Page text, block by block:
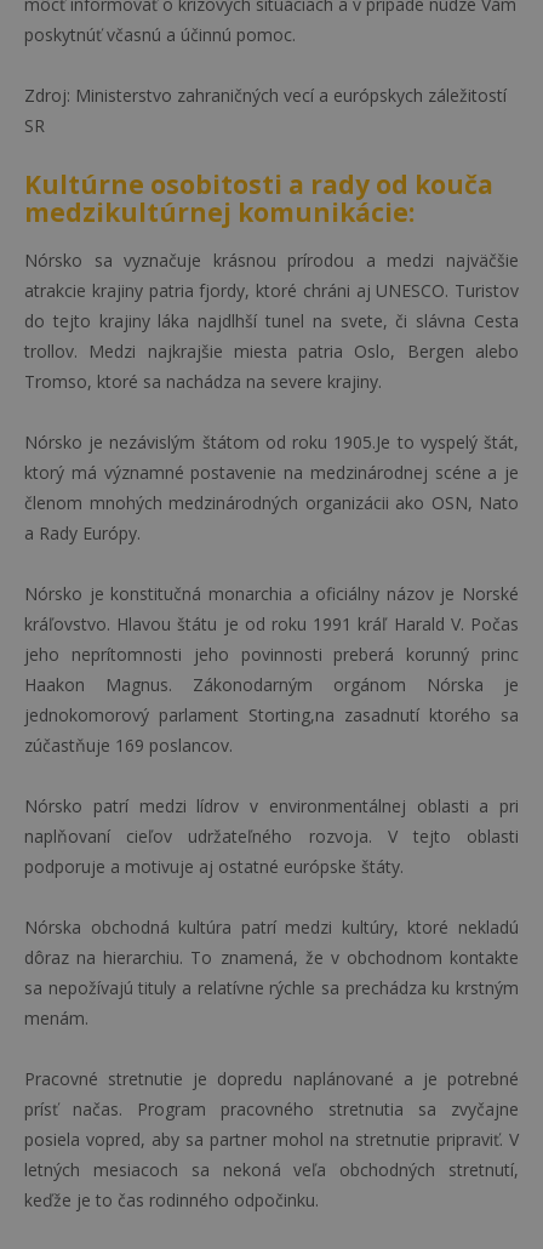
poskytnúť včasnú a účinnú pomoc.
Zdroj: Ministerstvo zahraničných vecí a európskych záležitostí
SR
Kultúrne osobitosti a rady od kouča
medzikultúrnej komunikácie:
Nórsko sa vyznačuje krásnou prírodou a medzi najväčšie
atrakcie krajiny patria fjordy, ktoré chráni aj UNESCO. Turistov
do tejto krajiny láka najdlhší tunel na svete, či slávna Cesta
trollov. Medzi najkrajšie miesta patria Oslo, Bergen alebo
Tromso, ktoré sa nachádza na severe krajiny.
Nórsko je nezávislým štátom od roku 1905.Je to vyspelý štát,
ktorý má významné postavenie na medzinárodnej scéne a je
členom mnohých medzinárodných organizácii ako OSN, Nato
a Rady Európy.
Nórsko je konstitučná monarchia a oficiálny názov je Norské
kráľovstvo. Hlavou štátu je od roku 1991 kráľ Harald V. Počas
jeho neprítomnosti jeho povinnosti preberá korunný princ
Haakon Magnus. Zákonodarným orgánom Nórska je
jednokomorový parlament Storting,na zasadnutí ktorého sa
zúčastňuje 169 poslancov.
Nórsko patrí medzi lídrov v environmentálnej oblasti a pri
naplňovaní cieľov udržateľného rozvoja. V tejto oblasti
podporuje a motivuje aj ostatné európske štáty.
Nórska obchodná kultúra patrí medzi kultúry, ktoré nekladú
dôraz na hierarchiu. To znamená, že v obchodnom kontakte
sa nepožívajú tituly a relatívne rýchle sa prechádza ku krstným
menám.
Pracovné stretnutie je dopredu naplánované a je potrebné
prísť načas. Program pracovného stretnutia sa zvyčajne
posiela vopred, aby sa partner mohol na stretnutie pripraviť. V
letných mesiacoch sa nekoná veľa obchodných stretnutí,
keďže je to čas rodinného odpočinku.